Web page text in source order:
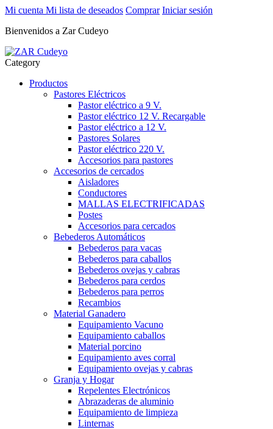
Mi cuenta Mi lista de deseados Comprar Iniciar sesión
Bienvenidos a Zar Cudeyo
Category
Productos
Pastores Eléctricos
Pastor eléctrico a 9 V.
Pastor eléctrico 12 V. Recargable
Pastor eléctrico a 12 V.
Pastores Solares
Pastor eléctrico 220 V.
Accesorios para pastores
Accesorios de cercados
Aisladores
Conductores
MALLAS ELECTRIFICADAS
Postes
Accesorios para cercados
Bebederos Automáticos
Bebederos para vacas
Bebederos para caballos
Bebederos ovejas y cabras
Bebederos para cerdos
Bebederos para perros
Recambios
Material Ganadero
Equipamiento Vacuno
Equipamiento caballos
Material porcino
Equipamiento aves corral
Equipamiento ovejas y cabras
Granja y Hogar
Repelentes Electrónicos
Abrazaderas de aluminio
Equipamiento de limpieza
Linternas